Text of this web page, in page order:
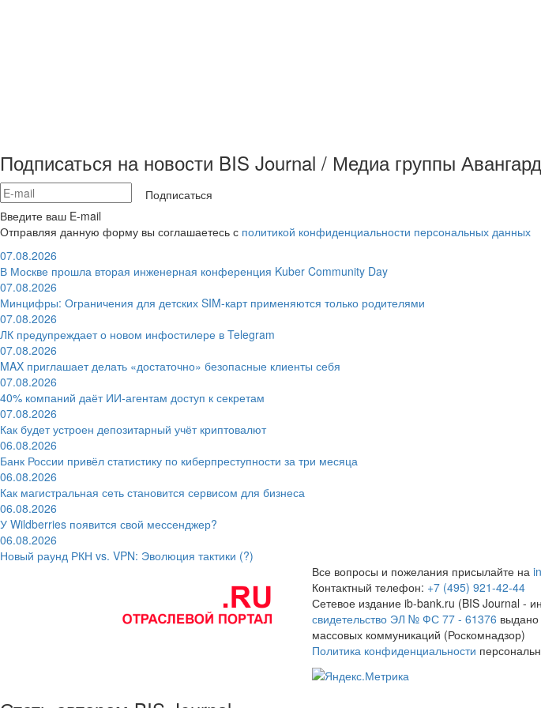
Подписаться на новости BIS Journal / Медиа группы Авангард
Подписаться
Введите ваш E-mail
Отправляя данную форму вы соглашаетесь с политикой конфиденциальности персональных данных
07.08.2026
В Москве прошла вторая инженерная конференция Kuber Community Day
07.08.2026
Минцифры: Ограничения для детских SIM-карт применяются только родителями
07.08.2026
ЛК предупреждает о новом инфостилере в Telegram
07.08.2026
MAX приглашает делать «достаточно» безопасные клиенты себя
07.08.2026
40% компаний даёт ИИ‑агентам доступ к секретам
07.08.2026
Как будет устроен депозитарный учёт криптовалют
06.08.2026
Банк России привёл статистику по киберпреступности за три месяца
06.08.2026
Как магистральная сеть становится сервисом для бизнеса
06.08.2026
У Wildberries появится свой мессенджер?
06.08.2026
Новый раунд РКН vs. VPN: Эволюция тактики (?)
Все вопросы и пожелания присылайте на
Контактный телефон: +7 (495) 921-42-44
Сетевое издание ib-bank.ru (BIS Journal -
свидетельство ЭЛ № ФС 77 - 61376
массовых коммуникаций (Роскомнадзор)
Политика конфиденциальности